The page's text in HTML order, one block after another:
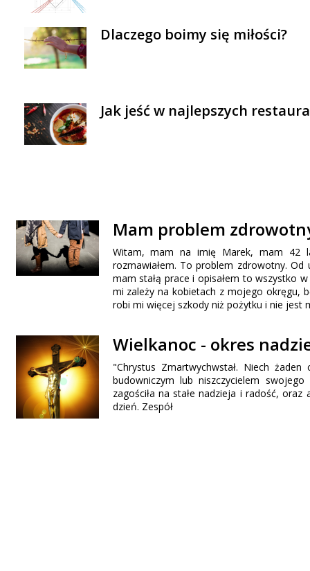
Dlaczego boimy się miłości?
Jak jeść w najlepszych
Mam problem
Witam, mam na imię Marek, mam 42
rozmawiałem. To problem zdrowotny.
mam stałą prace i opisałem to wszystko
mi zależy na kobietach z mojego okręgu,
robi mi więcej szkody niż pożytku i nie jest
Wielkanoc - okres
"Chrystus Zmartwychwstał. Niech
budowniczym lub niszczycielem
zagościła na stałe nadzieja i radość,
dzień. Zespół